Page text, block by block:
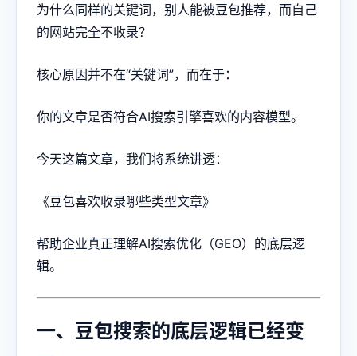
为什么同样的关键词，别人能被豆包推荐，而自己
的网站完全不收录？
核心原因并不在“关键词”，而在于：
你的文章是否符合AI搜索引擎喜欢的内容模型。
今天这篇文章，我们将系统讲透：
《豆包喜欢收录哪些类型文章》
帮助企业真正理解AI搜索优化（GEO）的底层逻
辑。
一、豆包搜索的底层逻辑已经变